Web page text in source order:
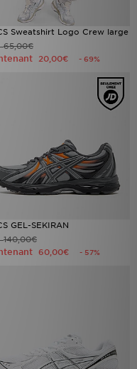
Sweatshirt Logo Crew large
65,00€
20,00€ - 69%
GEL-SEKIRAN
140,00€
60,00€ - 57%